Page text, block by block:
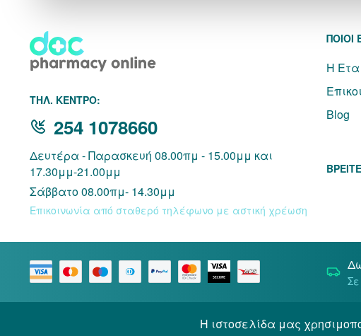
THΛ. ΚΕΝΤΡΟ:
254 1078660
Δευτέρα - Παρασκευή 08.00πμ - 15.00μμ και
17.30μμ-21.00μμ
Σάββατο 08.00πμ- 14.30μμ
Επικοινωνία από σταθερό τηλέφωνο με αστική χρέωση
ΠΟΙΟΙ
Η
Blog
© 2026 Docpharmacy. All rights reserved. Όροι
Η ιστοσελίδα μας